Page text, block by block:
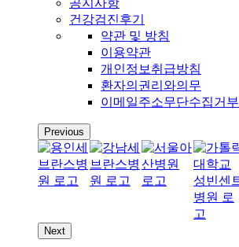
건강검진후기
약관 및 방침
이용약관
개인정보취급방침
환자의권리와의무
이메일주소무단수집거부
Previous
Next